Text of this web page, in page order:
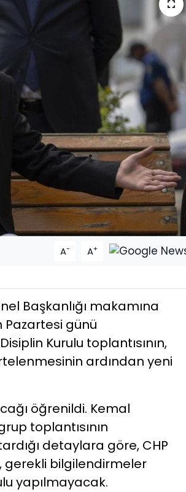
A- A+
Başkanlığı makamına
Pazartesi günü
Kurulu toplantısının,
ardından yeni
öğrenildi. Kemal
toplantısının
detaylara göre, CHP
gerekli bilgilendirmeler
yapılmayacak.